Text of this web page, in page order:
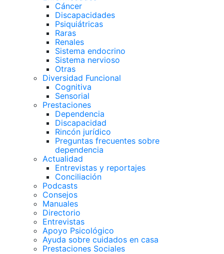
Cáncer
Discapacidades
Psiquiátricas
Raras
Renales
Sistema endocrino
Sistema nervioso
Otras
Diversidad Funcional
Cognitiva
Sensorial
Prestaciones
Dependencia
Discapacidad
Rincón jurídico
Preguntas frecuentes sobre
dependencia
Actualidad
Entrevistas y reportajes
Conciliación
Podcasts
Consejos
Manuales
Directorio
Entrevistas
Apoyo Psicológico
Ayuda sobre cuidados en casa
Prestaciones Sociales